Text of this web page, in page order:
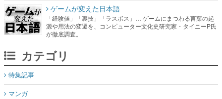
ゲームが変えた日本語
「経験値」「裏技」「ラスボス」… ゲームにまつわる言葉の起
源や用法の変遷を、コンピューター文化史研究家・タイニーP氏
が徹底調査。
カテゴリ
特集記事
マンガ